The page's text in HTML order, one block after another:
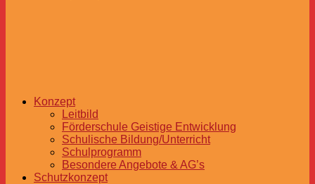
Konzept
Leitbild
Förderschule Geistige Entwicklung
Schulische Bildung/Unterricht
Schulprogramm
Besondere Angebote & AG’s
Schutzkonzept